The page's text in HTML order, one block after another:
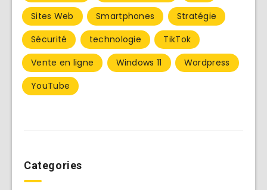
Sites Web
Smartphones
Stratégie
Sécurité
technologie
TikTok
Vente en ligne
Windows 11
Wordpress
YouTube
Categories